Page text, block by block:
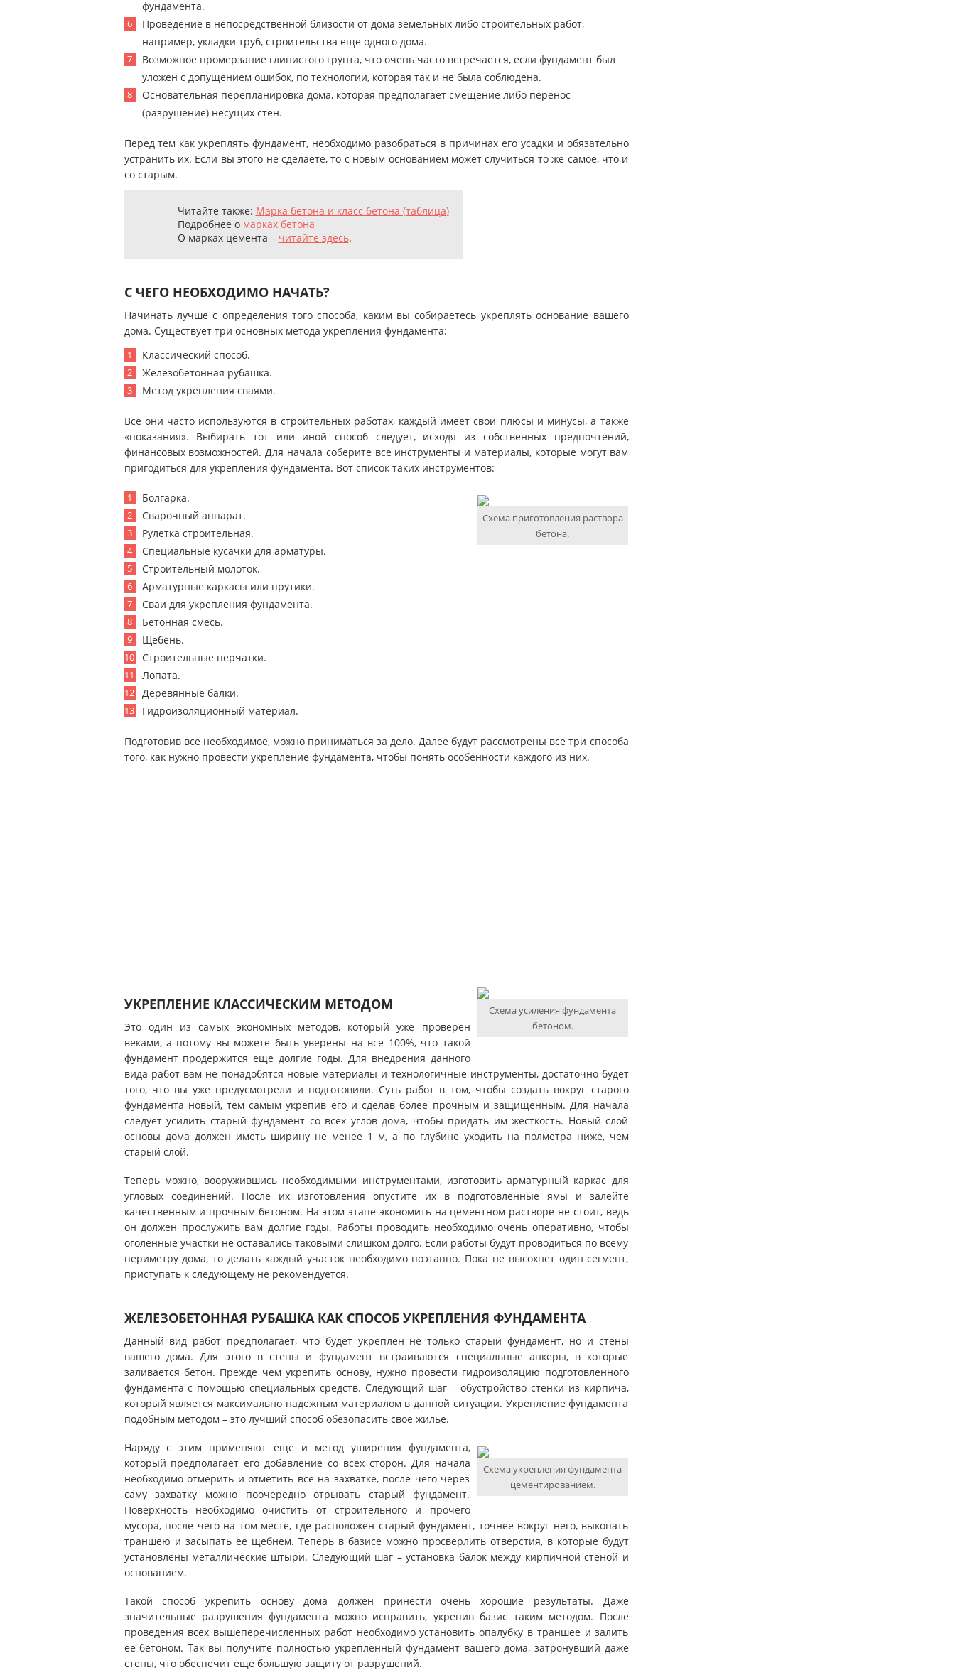
фундамента.
Проведение в непосредственной близости от дома земельных либо строительных работ,
например, укладки труб, строительства еще одного дома.
Возможное промерзание глинистого грунта, что очень часто встречается, если фундамент был
уложен с допущением ошибок, по технологии, которая так и не была соблюдена.
Основательная перепланировка дома, которая предполагает смещение либо перенос
(разрушение) несущих стен.
Перед тем как укреплять фундамент, необходимо разобраться в причинах его усадки и обязательно
устранить их. Если вы этого не сделаете, то с новым основанием может случиться то же самое, что и
со старым.
Читайте также: Марка бетона и класс бетона (таблица)
Подробнее о марках бетона
О марках цемента – читайте здесь.
С ЧЕГО НЕОБХОДИМО НАЧАТЬ?
Начинать лучше с определения того способа, каким вы собираетесь укреплять основание вашего
дома. Существует три основных метода укрепления фундамента:
Классический способ.
Железобетонная рубашка.
Метод укрепления сваями.
Все они часто используются в строительных работах, каждый имеет свои плюсы и минусы, а также
«показания». Выбирать тот или иной способ следует, исходя из собственных предпочтений,
финансовых возможностей. Для начала соберите все инструменты и материалы, которые могут вам
пригодиться для укрепления фундамента. Вот список таких инструментов:
Схема приготовления раствора
бетона.
Болгарка.
Сварочный аппарат.
Рулетка строительная.
Специальные кусачки для арматуры.
Строительный молоток.
Арматурные каркасы или прутики.
Сваи для укрепления фундамента.
Бетонная смесь.
Щебень.
Строительные перчатки.
Лопата.
Деревянные балки.
Гидроизоляционный материал.
Подготовив все необходимое, можно приниматься за дело. Далее будут рассмотрены все три способа
того, как нужно провести укрепление фундамента, чтобы понять особенности каждого из них.
УКРЕПЛЕНИЕ КЛАССИЧЕСКИМ МЕТОДОМ
Схема усиления фундамента
бетоном.
Это один из самых экономных методов, который уже проверен
веками, а потому вы можете быть уверены на все 100%, что такой
фундамент продержится еще долгие годы. Для внедрения данного
вида работ вам не понадобятся новые материалы и технологичные инструменты, достаточно будет
того, что вы уже предусмотрели и подготовили. Суть работ в том, чтобы создать вокруг старого
фундамента новый, тем самым укрепив его и сделав более прочным и защищенным. Для начала
следует усилить старый фундамент со всех углов дома, чтобы придать им жесткость. Новый слой
основы дома должен иметь ширину не менее 1 м, а по глубине уходить на полметра ниже, чем
старый слой.
Теперь можно, вооружившись необходимыми инструментами, изготовить арматурный каркас для
угловых соединений. После их изготовления опустите их в подготовленные ямы и залейте
качественным и прочным бетоном. На этом этапе экономить на цементном растворе не стоит, ведь
он должен прослужить вам долгие годы. Работы проводить необходимо очень оперативно, чтобы
оголенные участки не оставались таковыми слишком долго. Если работы будут проводиться по всему
периметру дома, то делать каждый участок необходимо поэтапно. Пока не высохнет один сегмент,
приступать к следующему не рекомендуется.
ЖЕЛЕЗОБЕТОННАЯ РУБАШКА КАК СПОСОБ УКРЕПЛЕНИЯ ФУНДАМЕНТА
Данный вид работ предполагает, что будет укреплен не только старый фундамент, но и стены
вашего дома. Для этого в стены и фундамент встраиваются специальные анкеры, в которые
заливается бетон. Прежде чем укрепить основу, нужно провести гидроизоляцию подготовленного
фундамента с помощью специальных средств. Следующий шаг – обустройство стенки из кирпича,
который является максимально надежным материалом в данной ситуации. Укрепление фундамента
подобным методом – это лучший способ обезопасить свое жилье.
Схема укрепления фундамента
цементированием.
Наряду с этим применяют еще и метод уширения фундамента,
который предполагает его добавление со всех сторон. Для начала
необходимо отмерить и отметить все на захватке, после чего через
саму захватку можно поочередно отрывать старый фундамент.
Поверхность необходимо очистить от строительного и прочего
мусора, после чего на том месте, где расположен старый фундамент, точнее вокруг него, выкопать
траншею и засыпать ее щебнем. Теперь в базисе можно просверлить отверстия, в которые будут
установлены металлические штыри. Следующий шаг – установка балок между кирпичной стеной и
основанием.
Такой способ укрепить основу дома должен принести очень хорошие результаты. Даже
значительные разрушения фундамента можно исправить, укрепив базис таким методом. После
проведения всех вышеперечисленных работ необходимо установить опалубку в траншее и залить
ее бетоном. Так вы получите полностью укрепленный фундамент вашего дома, затронувший даже
стены, что обеспечит еще большую защиту от разрушений.